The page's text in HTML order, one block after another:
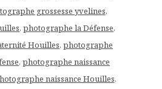
grossesse yvelines,
, photographe la Défense,
Houilles, photographe
, photographe naissance
naissance Houilles,